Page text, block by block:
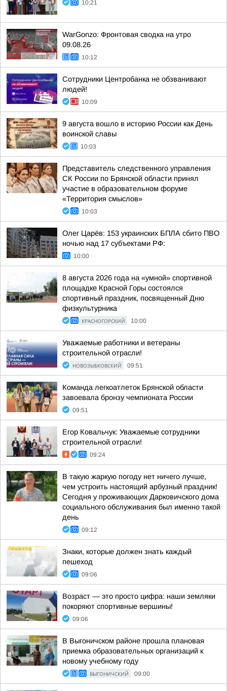
10:21
WarGonzo: Фронтовая сводка на утро
09.08.26
10:12
Сотрудники Центробанка не обзванивают
людей!
10:09
9 августа вошло в историю России как День
воинской славы
10:03
Представитель следственного управления
СК России по Брянской области принял
участие в образовательном форуме
«Территория смыслов»
10:03
Олег Царёв: 153 украинских БПЛА сбито ПВО
ночью над 17 субъектами РФ:
10:00
8 августа 2026 года на «умной» спортивной
площадке Красной Горы состоялся
спортивный праздник, посвященный Дню
физкультурника
КРАСНОГОРСКИЙ 10:00
Уважаемые работники и ветераны
строительной отрасли!
НОВОЗЫБКОВСКИЙ 09:51
Команда легкоатлеток Брянской области
завоевала бронзу чемпионата России
09:51
Егор Ковальчук: Уважаемые сотрудники
строительной отрасли!
09:24
В такую жаркую погоду нет ничего лучше,
чем устроить настоящий арбузный праздник!
Сегодня у проживающих Дарковичского дома
социального обслуживания был именно такой
день
09:12
Знаки, которые должен знать каждый
пешеход
09:06
Возраст — это просто цифра: наши земляки
покоряют спортивные вершины!
09:06
В Выгоничском районе прошла плановая
приемка образовательных организаций к
новому учебному году
ВЫГОНИЧСКИЙ 09:00